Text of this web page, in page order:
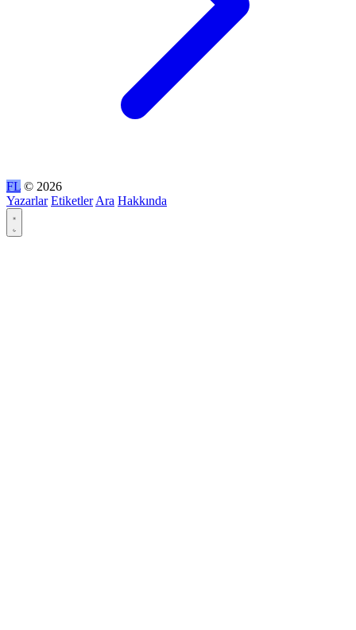
FL © 2026
Yazarlar Etiketler Ara Hakkında